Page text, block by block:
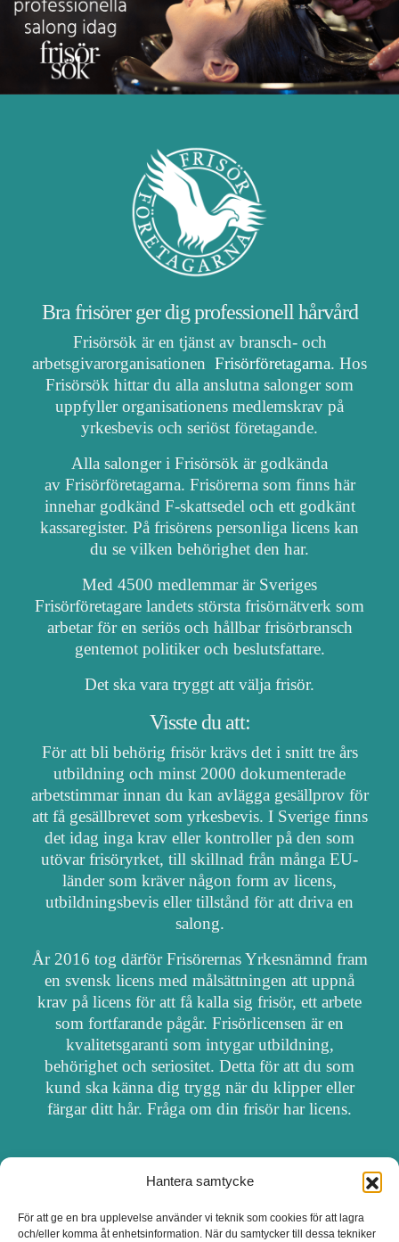
Hantera samtycke
För att ge en bra upplevelse använder vi teknik som cookies för att lagra
och/eller komma åt enhetsinformation. När du samtycker till dessa tekniker
Bra frisörer ger dig professionell hårvård
Frisörsök är en tjänst av bransch- och
arbetsgivarorganisationen Frisörföretagarna. Hos
Frisörsök hittar du alla anslutna salonger som
uppfyller organisationens medlemskrav på
yrkesbevis och seriöst företagande.
Alla salonger i Frisörsök är godkända
av Frisörföretagarna. Frisörerna som finns här
innehar godkänd F-skattsedel och ett godkänt
kassaregister. På frisörens personliga licens kan
du se vilken behörighet den har.
Med 4500 medlemmar är Sveriges
Frisörföretagare landets största frisörnätverk som
arbetar för en seriös och hållbar frisörbransch
gentemot politiker och beslutsfattare.
Det ska vara tryggt att välja frisör.
Visste du att:
För att bli behörig frisör krävs det i snitt tre års
utbildning och minst 2000 dokumenterade
arbetstimmar innan du kan avlägga gesällprov för
att få gesällbrevet som yrkesbevis. I Sverige finns
det idag inga krav eller kontroller på den som
utövar frisöryrket, till skillnad från många EU-
länder som kräver någon form av licens,
utbildningsbevis eller tillstånd för att driva en
salong.
År 2016 tog därför Frisörernas Yrkesnämnd fram
en svensk licens med målsättningen att uppnå
krav på licens för att få kalla sig frisör, ett arbete
som fortfarande pågår. Frisörlicensen är en
kvalitetsgaranti som intygar utbildning,
behörighet och seriositet. Detta för att du som
kund ska känna dig trygg när du klipper eller
färgar ditt hår. Fråga om din frisör har licens.
OM FRISÖRSÖK